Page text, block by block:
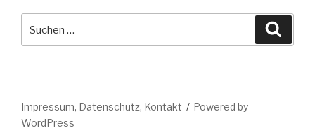
nach:
Impressum, Datenschutz, Kontakt
Powered by
WordPress